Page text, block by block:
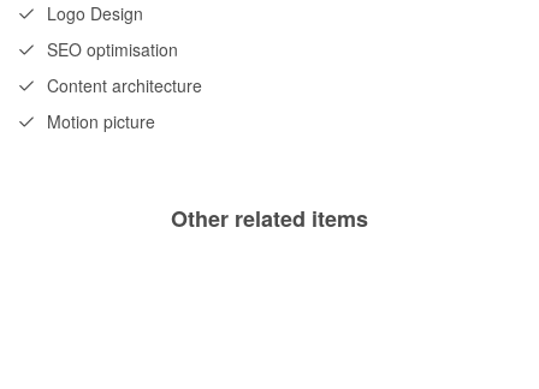
Logo Design
SEO optimisation
Content architecture
Motion picture
Other related items